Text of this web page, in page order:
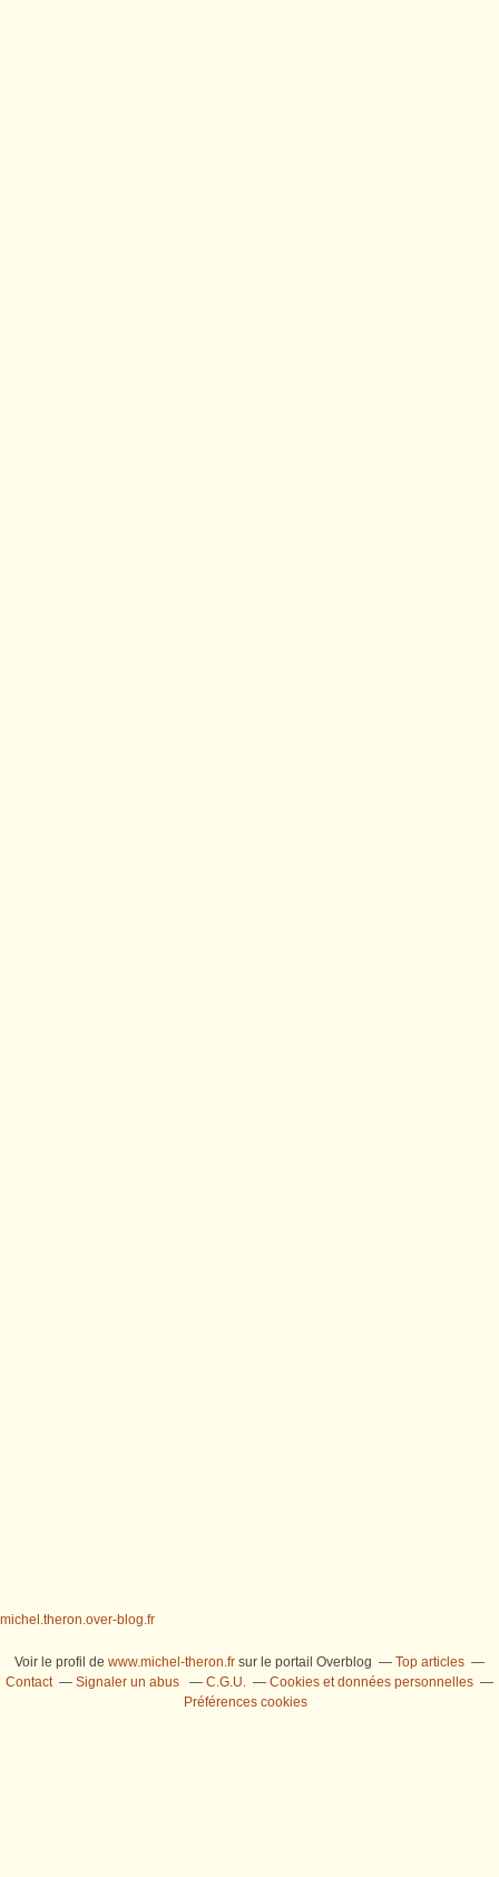
michel.theron.over-blog.fr
Voir le profil de www.michel-theron.fr sur le portail Overblog
Top articles
Contact
Signaler un abus C.G.U.
Cookies et données personnelles
Préférences cookies